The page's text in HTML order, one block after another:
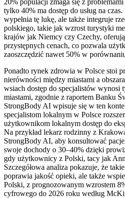
tylko 40% ma dostęp do usług na
wypełnia tę lukę, ale także integruje
polskiego, takie jak wzrost turystyki
krajów jak Niemcy czy Czechy,
przystępnych cenach, co pozwala
zaoszczędzić nawet 50% w
Ponadto rynek zdrowia w Polsce stoi
nierówności między miastami a
wsiach dostęp do specjalistów
miastami, zgodnie z raportem Banku
StrongBody AI wpisuje się w ten
specjalistom lokalnym w Polsce
użytkownikom lokalnym dostęp do
Na przykład lekarz rodzinny z
StrongBody AI, aby konsultować
swoje dochody o 30–40% dzięki
gdy użytkownicy z Polski, tacy jak
Szczegółowa analiza pokazuje, że
poprawia jakość opieki, ale także
Polski, z prognozowanym wzrostem
cyfrowego do 2026 roku według